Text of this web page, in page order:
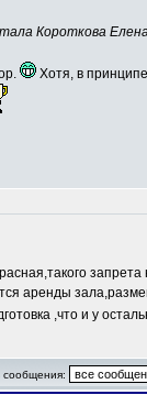
Короткова
Хотя, в
аренды
,что и у
сообщения: